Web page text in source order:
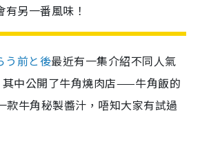
另一番風味！
う前と後最近有一集介紹不同人氣
中公開了牛角燒肉店——牛角飯的
款牛角秘製醬汁，唔知大家有試過